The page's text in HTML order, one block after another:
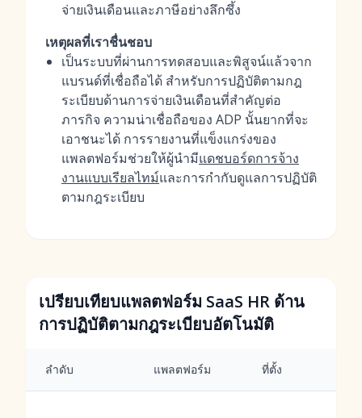
จ่ายเงินเดือนและภาษีอย่างลึกซึ้ง
เหตุผลที่เราชื่นชอบ
เป็นระบบที่ผ่านการทดสอบและพิสูจน์แล้วจาก
แบรนด์ที่เชื่อถือได้ สำหรับการปฏิบัติตามกฎ
ระเบียบด้านการจ่ายเงินเดือนที่สำคัญต่อ
ภารกิจ ความน่าเชื่อถือของ ADP นั้นยากที่จะ
เอาชนะได้ การรายงานที่แข็งแกร่งของ
แพลตฟอร์มช่วยให้ผู้นำมีแดชบอร์ดการจ้าง
งานแบบเรียลไทม์และการกำกับดูแลการปฏิบัติ
ตามกฎระเบียบ
เปรียบเทียบแพลตฟอร์ม SaaS HR ด้าน
การปฏิบัติตามกฎระเบียบอัตโนมัติ
ลำดับ แพลตฟอร์ม ที่ตั้ง